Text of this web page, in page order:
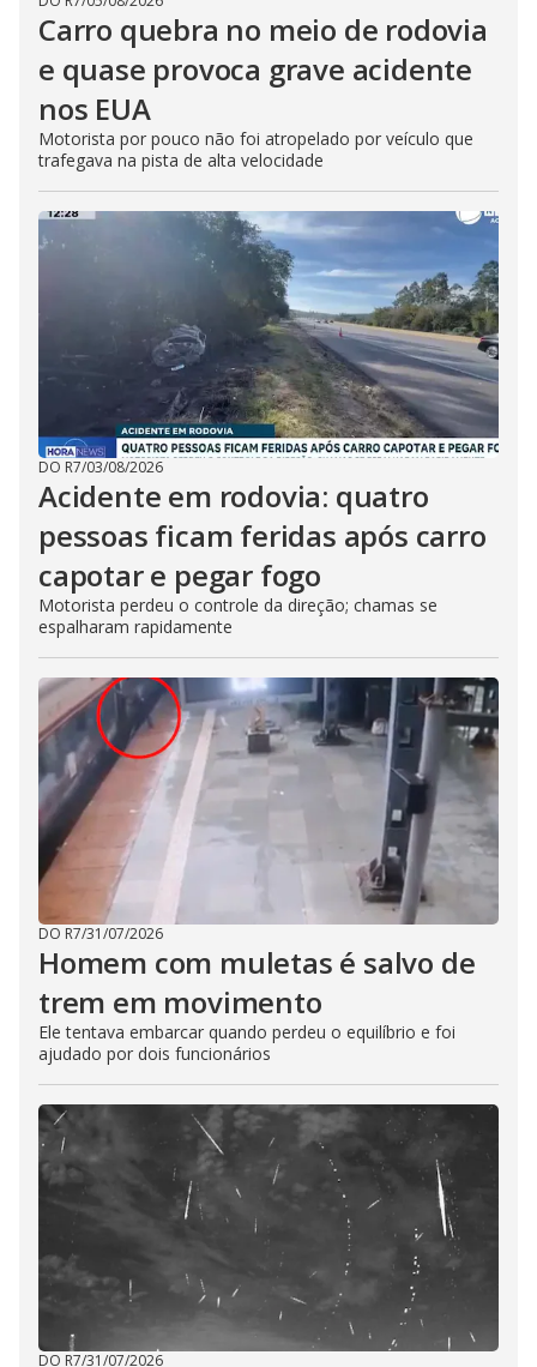
Carro quebra no meio de rodovia
e quase provoca grave acidente
nos EUA
Motorista por pouco não foi atropelado por veículo que
trafegava na pista de alta velocidade
DO R7/03/08/2026
Acidente em rodovia: quatro
pessoas ficam feridas após carro
capotar e pegar fogo
Motorista perdeu o controle da direção; chamas se
espalharam rapidamente
DO R7/31/07/2026
Homem com muletas é salvo de
trem em movimento
Ele tentava embarcar quando perdeu o equilíbrio e foi
ajudado por dois funcionários
DO R7/31/07/2026